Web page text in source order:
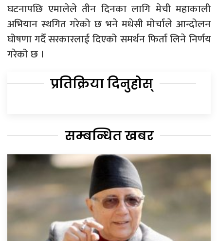
घटनापछि एमालेले तीन दिनका लागि मेची महाकाली
अभियान स्थगित गरेको छ भने मधेसी मोर्चाले आन्दोलन
घोषणा गर्दै सरकारलाई दिएको समर्थन फिर्ता लिने निर्णय
गरेको छ ।
प्रतिक्रिया दिनुहोस्
सम्बन्धित खबर